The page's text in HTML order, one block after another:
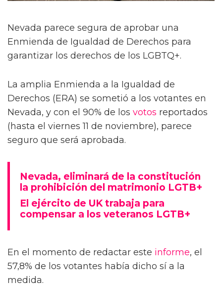
Nevada parece segura de aprobar una
Enmienda de Igualdad de Derechos para
garantizar los derechos de los LGBTQ+.
La amplia Enmienda a la Igualdad de
Derechos (ERA) se sometió a los votantes en
Nevada, y con el 90% de los votos reportados
(hasta el viernes 11 de noviembre), parece
seguro que será aprobada.
Nevada, eliminará de la constitución
la prohibición del matrimonio LGTB+
El ejército de UK trabaja para
compensar a los veteranos LGTB+
En el momento de redactar este informe, el
57,8% de los votantes había dicho sí a la
medida.